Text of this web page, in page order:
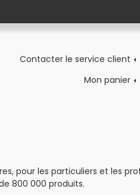
Contacter le service client
Mon panier
pour les particuliers et les
800 000 produits.